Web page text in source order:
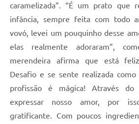
caramelizada”. “É um prato que
infância, sempre feita com todo
vovó, levei um pouquinho desse
elas realmente adoraram”,
merendeira afirma que está
Desafio e se sente realizada como
profissão é mágica! Através do
expressar nosso amor, por
gratificante. Com poucos